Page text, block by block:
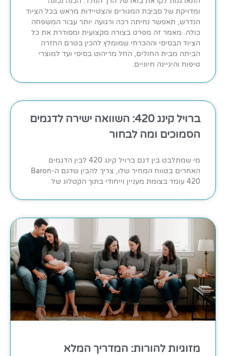
ומדויקת של סביבת המגורים והצטיידות מראש בכל הציוד
הנדרש, תאפשר נחיתה רכה ורגועה יותר עבור המשפחה
כולה. מאמר זה מפרט בצורה מקצועית ומסודרת את כל
הציוד הבסיסי וההכרחי שמומלץ להכין בטרם החזרה
הביתה מבית החולים, החל מריהוט בסיסי ועד למוצרי
טיפוח והיגיינה חיוניים.
ברויל קינג 420: השוואה ישירה לדגמים
הסמוכים ומה לבחור
מי שמתלבט בין דגם ברויל קינג 420 לבין הדגמים
האחרים בטווח המחיר שלו, צריך להבין שדגם ה-Baron
420 עומד בצומת מעניין וייחודי בתוך הקטלוג של
מזוגיות להורות: המדריך המלא